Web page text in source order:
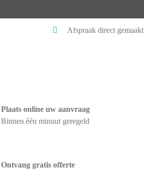
Afspraak direct gemaakt
Plaats online uw aanvraag
Binnen één minuut geregeld
Ontvang gratis offerte